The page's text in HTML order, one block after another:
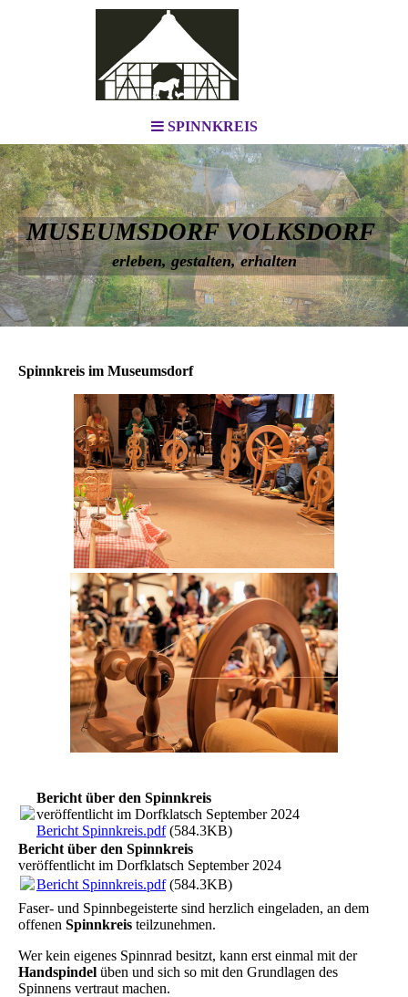
SPINNKREIS
MUSEUMSDORF VOLKSDORF
erleben, gestalten, erhalten
Spinnkreis im Museumsdorf
Bericht über den Spinnkreis
veröffentlicht im Dorfklatsch September 2024
Bericht Spinnkreis.pdf(584.3KB)
Bericht über den Spinnkreis
veröffentlicht im Dorfklatsch September 2024
Bericht Spinnkreis.pdf(584.3KB)
Faser- und Spinnbegeisterte sind herzlich eingeladen, an dem
offenen Spinnkreis teilzunehmen.
Wer kein eigenes Spinnrad besitzt, kann erst einmal mit der
Handspindel üben und sich so mit den Grundlagen des
Spinnens vertraut machen.